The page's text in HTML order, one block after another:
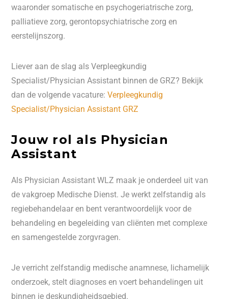
waaronder somatische en psychogeriatrische zorg,
palliatieve zorg, gerontopsychiatrische zorg en
eerstelijnszorg.
Liever aan de slag als Verpleegkundig
Specialist/Physician Assistant binnen de GRZ? Bekijk
dan de volgende vacature:Verpleegkundig
Specialist/Physician Assistant GRZ
Jouw rol als Physician
Assistant
Als Physician Assistant WLZ maak je onderdeel uit van
de vakgroep Medische Dienst. Je werkt zelfstandig als
regiebehandelaar en bent verantwoordelijk voor de
behandeling en begeleiding van cliënten met complexe
en samengestelde zorgvragen.
Je verricht zelfstandig medische anamnese, lichamelijk
onderzoek, stelt diagnoses en voert behandelingen uit
binnen je deskundigheidsgebied.